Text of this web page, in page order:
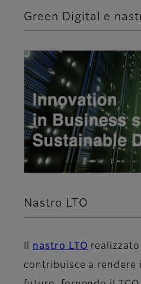
Green Digital e
Nastro LTO
nastro LTO
contribuisce a rendere